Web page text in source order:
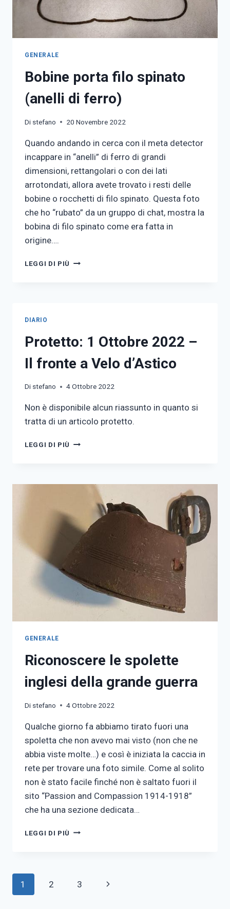
GENERALE
Bobine porta filo spinato
(anelli di ferro)
Di stefano 20 Novembre 2022
Quando andando in cerca con il meta detector
incappare in “anelli” di ferro di grandi
dimensioni, rettangolari o con dei lati
arrotondati, allora avete trovato i resti delle
bobine o rocchetti di filo spinato. Questa foto
che ho “rubato” da un gruppo di chat, mostra la
bobina di filo spinato come era fatta in
origine….
LEGGI DI PIÙ BOBINE
DIARIO
Protetto: 1 Ottobre 2022 –
Il fronte a Velo d’Astico
Di stefano 4 Ottobre 2022
Non è disponibile alcun riassunto in quanto si
tratta di un articolo protetto.
LEGGI DI PIÙ PROTETTO:
–
FRONTE
A
VELO
GENERALE
Riconoscere le spolette
inglesi della grande guerra
Di stefano 4 Ottobre 2022
Qualche giorno fa abbiamo tirato fuori una
spoletta che non avevo mai visto (non che ne
abbia viste molte…) e così è iniziata la caccia in
rete per trovare una foto simile. Come al solito
non è stato facile finché non è saltato fuori il
sito “Passion and Compassion 1914-1918”
che ha una sezione dedicata…
LEGGI DI PIÙ RICONOSCERE
GRANDE
Navigazione
1 2 3
Pagina